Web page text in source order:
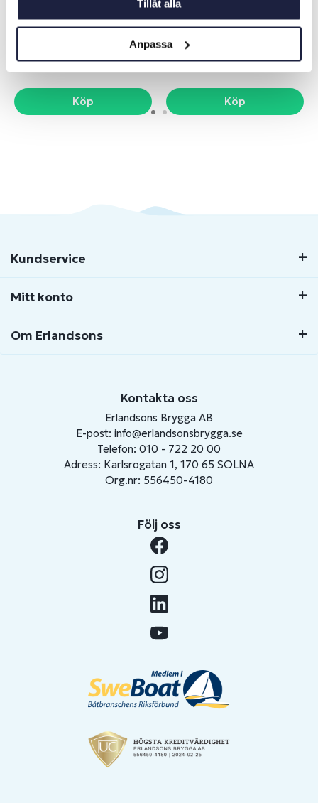
Tillåt alla
Anpassa
Art nr:
Köp
BOATSYSTEM PM19050
13 690 kr
Ord. netto 20 895 kr
Köp
Kundservice
Mitt konto
Om Erlandsons
Kontakta oss
Erlandsons Brygga AB
E-post: info@erlandsonsbrygga.se
Telefon: 010 - 722 20 00
Adress: Karlsrogatan 1, 170 65 SOLNA
Org.nr: 556450-4180
Följ oss